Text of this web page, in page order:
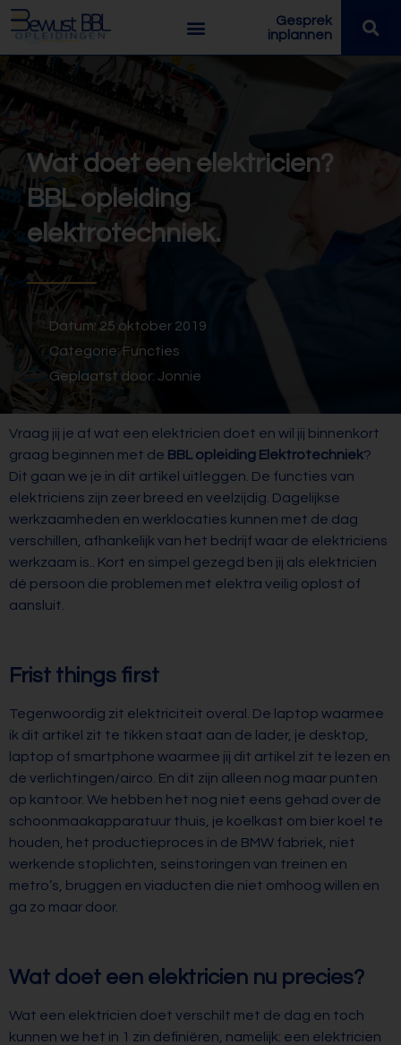
Gesprek
inplannen
Wat doet een elektricien?
BBL opleiding
elektrotechniek.
Datum: 25 oktober 2019
Categorie: Functies
Geplaatst door: Jonnie
Vraag jij je af wat een elektricien doet en wil jij binnenkort
graag beginnen met de BBL opleiding Elektrotechniek?
Dit gaan we je in dit artikel uitleggen. De functies van
elektriciens zijn zeer breed en veelzijdig. Dagelijkse
werkzaamheden en werklocaties kunnen met de dag
verschillen, afhankelijk van het bedrijf waar de elektriciens
werkzaam is.. Kort en simpel gezegd ben jij als elektricien
dé persoon die problemen met elektra veilig oplost of
aansluit.
Frist things first
Tegenwoordig zit elektriciteit overal. De laptop waarmee
ik dit artikel zit te tikken staat aan de lader, je desktop,
laptop of smartphone waarmee jij dit artikel zit te lezen en
de verlichtingen/airco. En dit zijn alleen nog maar punten
op kantoor. We hebben het nog niet eens gehad over de
schoonmaakapparatuur thuis, je koelkast om bier koel te
houden, het productieproces in de BMW fabriek, niet
werkende stoplichten, seinstoringen van treinen en
metro’s, bruggen en viaducten die niet omhoog willen en
ga zo maar door.
Wat doet een elektricien nu precies?
Wat een elektricien doet verschilt met de dag en toch
kunnen we het in 1 zin definiëren, namelijk: een elektricien